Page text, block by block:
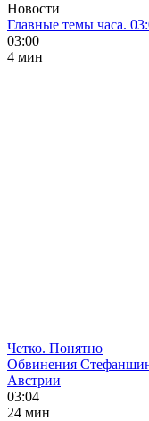
Новости
Главные темы часа.
03:00
4 мин
Четко. Понятно
Обвинения
Австрии
03:04
24 мин